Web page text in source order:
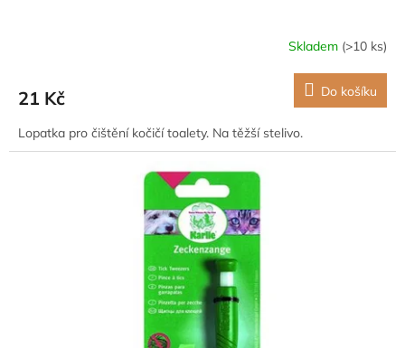
Skladem (>10 ks)
21 Kč Do košíku
Lopatka pro čištění kočičí toalety. Na těžší stelivo.